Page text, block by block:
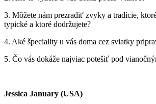
3. Môžete nám prezradiť zvyky a tradície,
typické a ktoré dodržujete?
4. Aké špeciality u vás doma cez sviatky
5. Čo vás dokáže najviac potešiť pod
Jessica January (USA)